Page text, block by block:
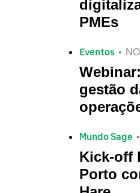
PMEs
Eventos
gestão
Mundo Sage
Kick-off
Porto